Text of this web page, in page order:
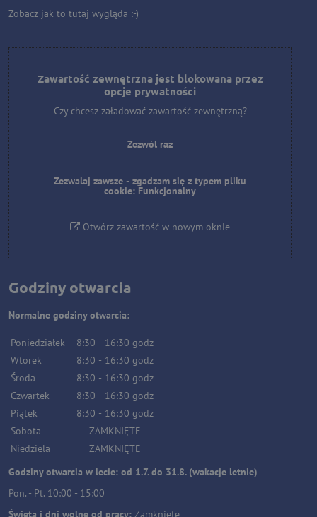
Zobacz jak to tutaj wygląda :-)
Zawartość zewnętrzna jest blokowana przez
opcje prywatności
Czy chcesz załadować zawartość zewnętrzną?
Zezwól raz
Zezwalaj zawsze - zgadzam się z typem pliku
cookie: Funkcjonalny
Otwórz zawartość w nowym oknie
Godziny otwarcia
Normalne godziny otwarcia:
Poniedziałek 8:30 - 16:30 godz
Wtorek
8:30 - 16:30 godz
Środa
8:30 - 16:30 godz
Czwartek
8:30 - 16:30 godz
Piątek
8:30 - 16:30 godz
Sobota
ZAMKNIĘTE
Niedziela
ZAMKNIĘTE
Godziny otwarcia w lecie: od 1.7. do 31.8. (wakacje letnie)
Pon. - Pt. 10:00 - 15:00
Święta i dni wolne od pracy: Zamknięte